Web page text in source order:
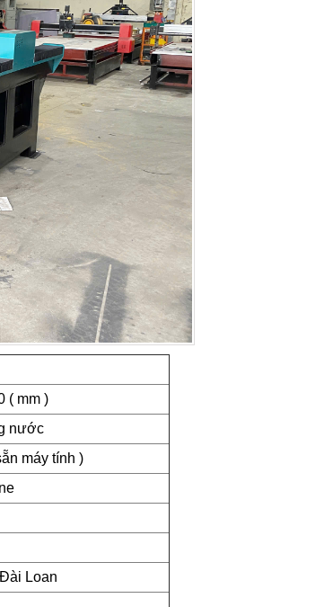
( mm )
nước
máy tính )
Loan